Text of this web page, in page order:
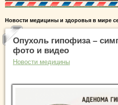
Новости медицины и здоровья в мире
Опухоль гипофиза –
фото и видео
Новости медицины